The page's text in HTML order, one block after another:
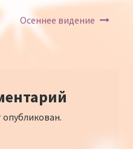
Осеннее видение